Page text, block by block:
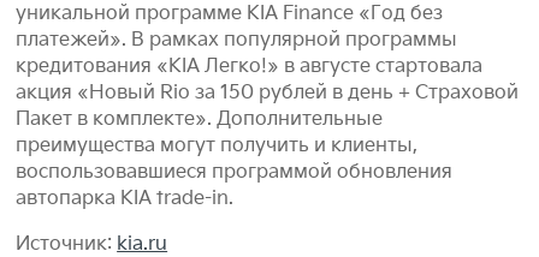
уникальной программе KIA Finance «Год без
платежей». В рамках популярной программы
кредитования «KIA Легко!» в августе стартовала
акция «Новый Rio за 150 рублей в день + Страховой
Пакет в комплекте». Дополнительные
преимущества могут получить и клиенты,
воспользовавшиеся программой обновления
автопарка KIA trade-in.
Источник: kia.ru